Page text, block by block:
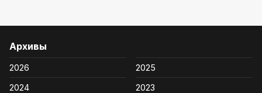
Архивы
2026
2025
2024
2023